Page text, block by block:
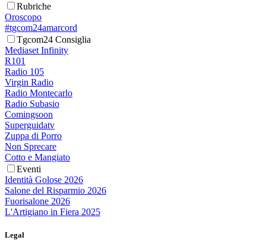
Rubriche
Oroscopo
#tgcom24amarcord
Tgcom24 Consiglia
Mediaset Infinity
R101
Radio 105
Virgin Radio
Radio Montecarlo
Radio Subasio
Comingsoon
Superguidatv
Zuppa di Porro
Non Sprecare
Cotto e Mangiato
Eventi
Identità Golose 2026
Salone del Risparmio 2026
Fuorisalone 2026
L'Artigiano in Fiera 2025
Legal